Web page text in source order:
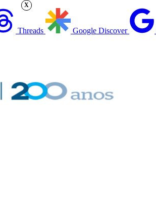
Threads Google Discover
X